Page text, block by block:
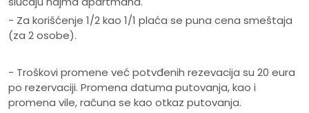
- Za korišćenje 1/2 kao 1/1 plaća se puna cena smeštaja
(za 2 osobe).
- Troškovi promene već potvđenih rezevacija su 20 eura
po rezervaciji. Promena datuma putovanja, kao i
promena vile, računa se kao otkaz putovanja.